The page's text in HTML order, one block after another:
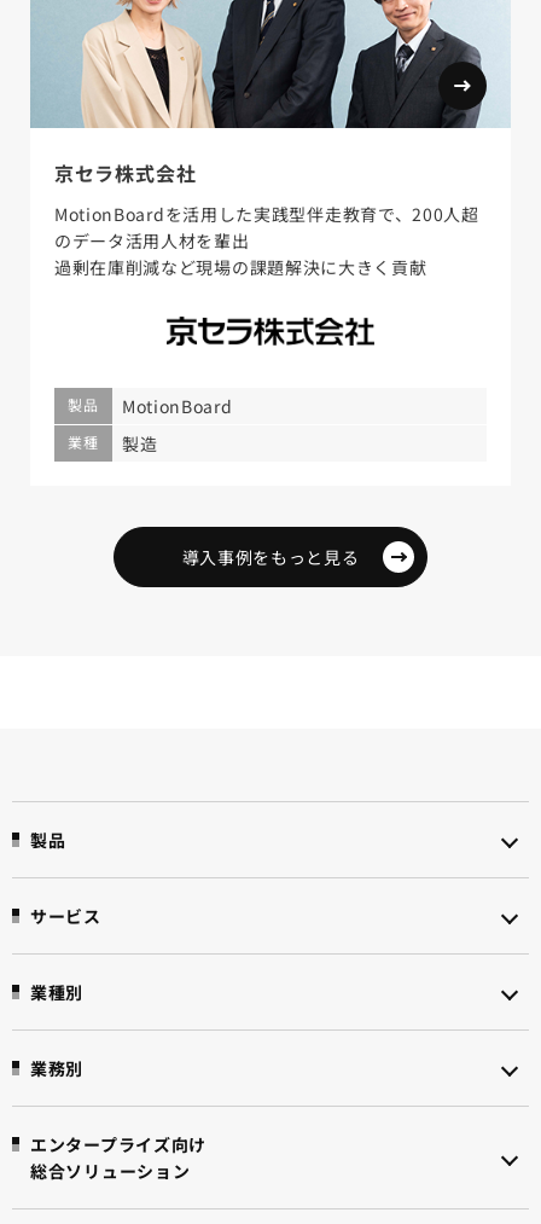
京セラ株式会社
MotionBoardを活用した実践型伴走教育で、200人超
のデータ活用人材を輩出
過剰在庫削減など現場の課題解決に大きく貢献
製品 MotionBoard
業種 製造
導入事例をもっと見る
製品
サービス
業種別
業務別
エンタープライズ向け
総合ソリューション